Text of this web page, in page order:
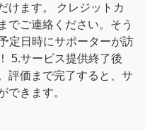
けます。 クレジットカ
でご連絡ください。そう
定日時にサポーターが訪
5.サービス提供終了後
評価まで完了すると、サ
できます。